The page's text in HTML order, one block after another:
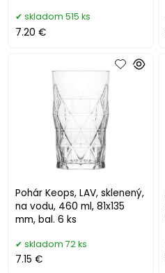
skladom 515 ks
7.20 €
Pohár Keops, LAV, sklenený,
na vodu, 460 ml, 81x135
mm, bal. 6 ks
skladom 72 ks
7.15 €